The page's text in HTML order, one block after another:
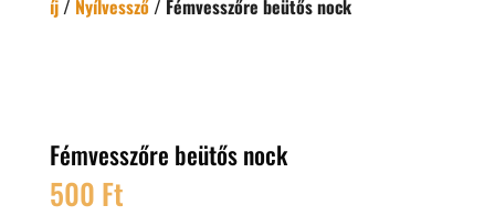
íj/ Nyílvessző/ Fémvesszőre beütős nock
Fémvesszőre beütős nock
500 Ft